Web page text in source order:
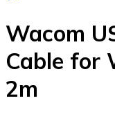
Wacom
Cable for
2m